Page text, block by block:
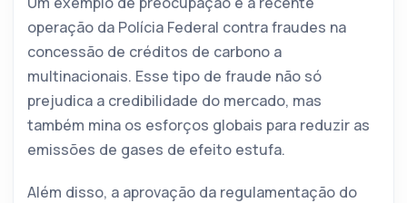
operação da Polícia Federal contra fraudes na
concessão de créditos de carbono a
multinacionais. Esse tipo de fraude não só
prejudica a credibilidade do mercado, mas
também mina os esforços globais para reduzir as
emissões de gases de efeito estufa.
Além disso, a aprovação da regulamentação do